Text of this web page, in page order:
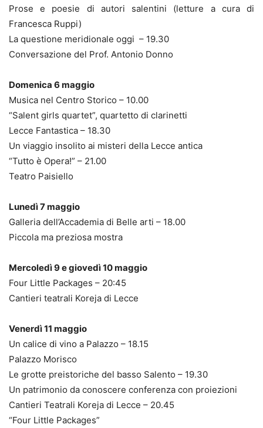
Prose e poesie di autori salentini (letture a cura di
Francesca Ruppi)
La questione meridionale oggi – 19.30
Conversazione del Prof. Antonio Donno
Domenica 6 maggio
Musica nel Centro Storico – 10.00
“Salent girls quartet”, quartetto di clarinetti
Lecce Fantastica – 18.30
Un viaggio insolito ai misteri della Lecce antica
“Tutto è Opera!” – 21.00
Teatro Paisiello
Lunedì 7 maggio
Galleria dell’Accademia di Belle arti – 18.00
Piccola ma preziosa mostra
Mercoledì 9 e giovedì 10 maggio
Four Little Packages – 20:45
Cantieri teatrali Koreja di Lecce
Venerdì 11 maggio
Un calice di vino a Palazzo – 18.15
Palazzo Morisco
Le grotte preistoriche del basso Salento – 19.30
Un patrimonio da conoscere conferenza con proiezioni
Cantieri Teatrali Koreja di Lecce – 20.45
“Four Little Packages”